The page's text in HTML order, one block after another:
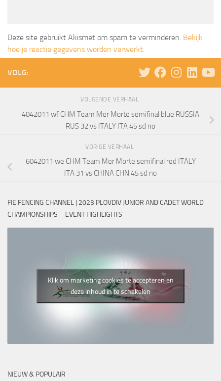
Deze site gebruikt Akismet om spam te verminderen. Bekijk
hoe je reactie gegevens worden verwerkt.
VOLG:
VOLGENDE VERHAAL
4042011 wf CHM Team Mer Morte semifinal blue RUSSIA
RUS 32 vs ITALY ITA 45 sd no
VORIGE VERHAAL
6042011 we CHM Team Mer Morte semifinal red ITALY
ITA 31 vs CHINA CHN 45 sd no
FIE FENCING CHANNEL | 2023 PLOVDIV JUNIOR AND CADET WORLD
CHAMPIONSHIPS – EVENT HIGHLIGHTS
Klik om marketing cookies te accepteren en
deze inhoud in te schakelen
NIEUW & POPULAIR